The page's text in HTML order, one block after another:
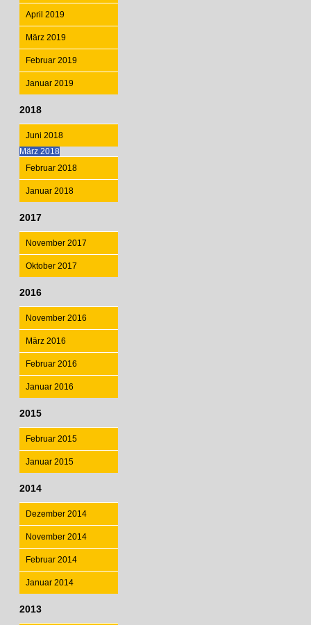
April 2019
März 2019
Februar 2019
Januar 2019
2018
Juni 2018
März 2018
Februar 2018
Januar 2018
2017
November 2017
Oktober 2017
2016
November 2016
März 2016
Februar 2016
Januar 2016
2015
Februar 2015
Januar 2015
2014
Dezember 2014
November 2014
Februar 2014
Januar 2014
2013